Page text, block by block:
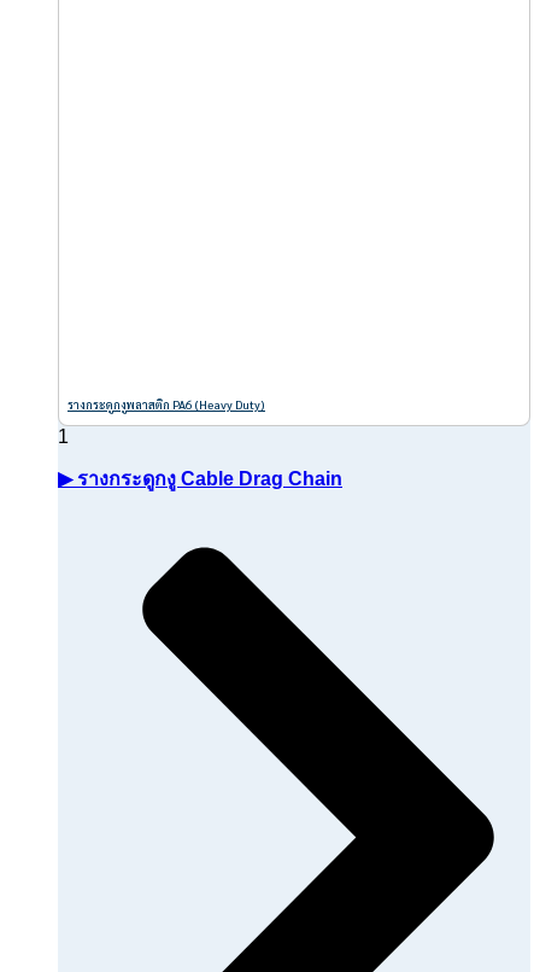
รางกระดูกงูพลาสติก PA6 (Heavy Duty)
▶ รางกระดูกงู Cable Drag Chain